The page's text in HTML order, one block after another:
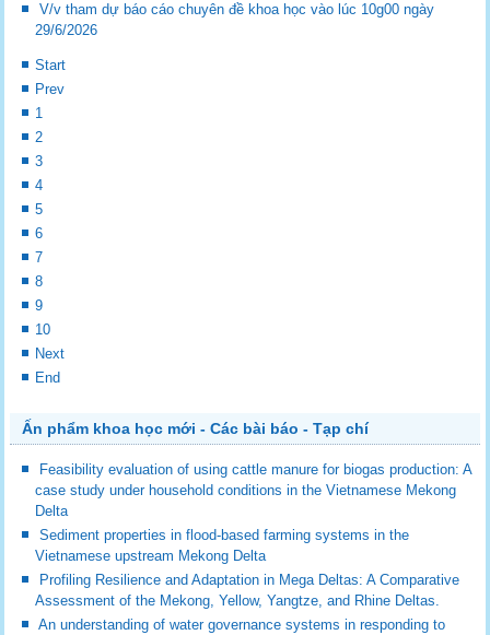
V/v tham dự báo cáo chuyên đề khoa học vào lúc 10g00 ngày
29/6/2026
Start
Prev
1
2
3
4
5
6
7
8
9
10
Next
End
Ấn phẩm khoa học mới - Các bài báo - Tạp chí
Feasibility evaluation of using cattle manure for biogas production: A
case study under household conditions in the Vietnamese Mekong
Delta
Sediment properties in flood-based farming systems in the
Vietnamese upstream Mekong Delta
Profiling Resilience and Adaptation in Mega Deltas: A Comparative
Assessment of the Mekong, Yellow, Yangtze, and Rhine Deltas.
An understanding of water governance systems in responding to